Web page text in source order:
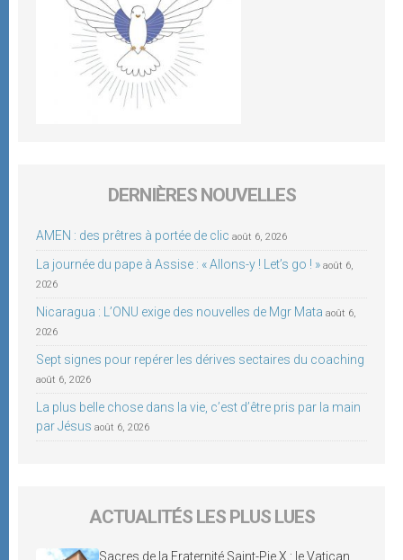
DERNIÈRES NOUVELLES
AMEN : des prêtres à portée de clic août 6, 2026
La journée du pape à Assise : « Allons-y ! Let’s go ! » août 6,
2026
Nicaragua : L’ONU exige des nouvelles de Mgr Mata août 6,
2026
Sept signes pour repérer les dérives sectaires du coaching
août 6, 2026
La plus belle chose dans la vie, c’est d’être pris par la main
par Jésus août 6, 2026
ACTUALITÉS LES PLUS LUES
Sacres de la Fraternité Saint-Pie X : le Vatican